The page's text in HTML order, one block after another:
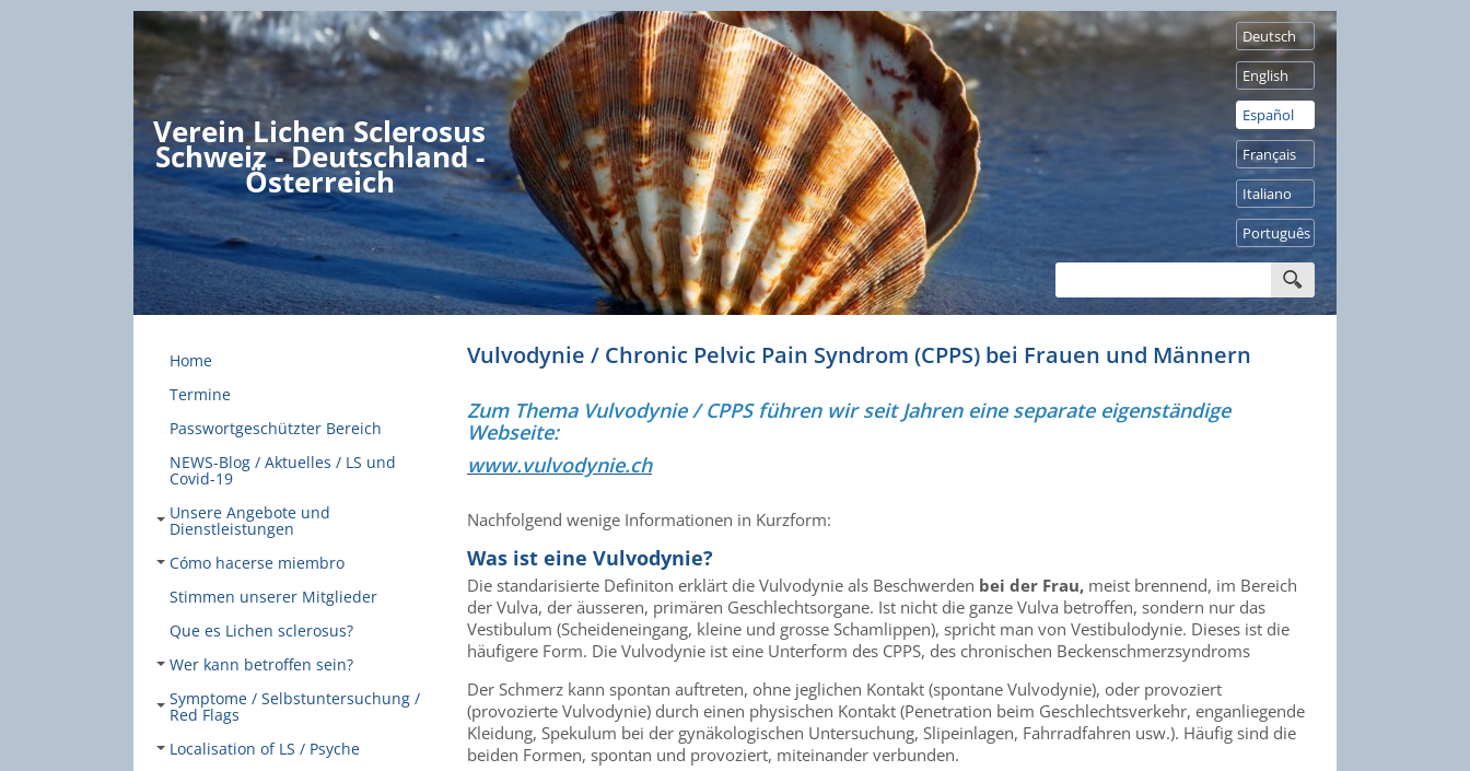
Verein Lichen Sclerosus
Schweiz - Deutschland -
Österreich
Deutsch
English
Español
Français
Italiano
Português
Home
Termine
Passwortgeschützter Bereich
NEWS-Blog / Aktuelles / LS und
Covid-19
Unsere Angebote und
Dienstleistungen
Cómo hacerse miembro
Stimmen unserer Mitglieder
Que es Lichen sclerosus?
Wer kann betroffen sein?
Symptome / Selbstuntersuchung /
Red Flags
Localisation of LS / Psyche
Vulvodynie / Chronic Pelvic Pain Syndrom (CPPS) bei Frauen und Männern
Zum Thema Vulvodynie / CPPS führen wir seit Jahren eine separate eigenständige
Webseite:
www.vulvodynie.ch
Nachfolgend wenige Informationen in Kurzform:
Was ist eine Vulvodynie?
Die standarisierte Definiton erklärt die Vulvodynie als Beschwerden bei der Frau, meist brennend, im Bereich
der Vulva, der äusseren, primären Geschlechtsorgane. Ist nicht die ganze Vulva betroffen, sondern nur das
Vestibulum (Scheideneingang, kleine und grosse Schamlippen), spricht man von Vestibulodynie. Dieses ist die
häufigere Form. Die Vulvodynie ist eine Unterform des CPPS, des chronischen Beckenschmerzsyndroms
Der Schmerz kann spontan auftreten, ohne jeglichen Kontakt (spontane Vulvodynie), oder provoziert
(provozierte Vulvodynie) durch einen physischen Kontakt (Penetration beim Geschlechtsverkehr, enganliegende
Kleidung, Spekulum bei der gynäkologischen Untersuchung, Slipeinlagen, Fahrradfahren usw.). Häufig sind die
beiden Formen, spontan und provoziert, miteinander verbunden.